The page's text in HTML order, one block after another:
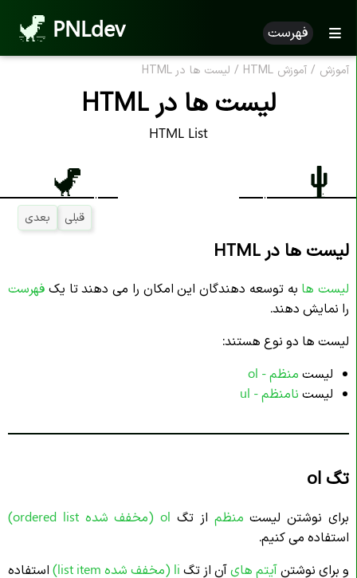
PNLdev فهرست
آموزش / آموزش HTML / لیست ها در HTML
لیست ها در HTML
HTML List
قبلی بعدی
لیست ها در HTML
لیست ها به توسعه دهندگان این امکان را می دهند تا یک فهرست
را نمایش دهند.
لیست ها دو نوع هستند:
لیست منظم - ol
لیست نامنظم - ul
تگ ol
برای نوشتن لیست منظم از تگ ol (مخفف شده ordered list)
استفاده می کنیم.
و برای نوشتن آیتم هایآن از تگ li (مخفف شده list item)
استفاده